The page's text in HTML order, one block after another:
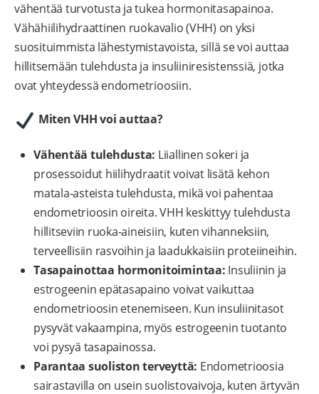
vähentää turvotusta ja tukea hormonitasapainoa.
Vähähiilihydraattinen ruokavalio (VHH) on yksi
suosituimmista lähestymistavoista, sillä se voi auttaa
hillitsemään tulehdusta ja insuliiniresistenssiä, jotka
ovat yhteydessä endometrioosiin.
Miten VHH voi auttaa?
Vähentää tulehdusta: Liiallinen sokeri ja
prosessoidut hiilihydraatit voivat lisätä kehon
matala-asteista tulehdusta, mikä voi pahentaa
endometrioosin oireita. VHH keskittyy tulehdusta
hillitseviin ruoka-aineisiin, kuten vihanneksiin,
terveellisiin rasvoihin ja laadukkaisiin proteiineihin.
Tasapainottaa hormonitoimintaa: Insuliinin ja
estrogeenin epätasapaino voivat vaikuttaa
endometrioosin etenemiseen. Kun insuliinitasot
pysyvät vakaampina, myös estrogeenin tuotanto
voi pysyä tasapainossa.
Parantaa suoliston terveyttä: Endometrioosia
sairastavilla on usein suolistovaivoja, kuten ärtyvän